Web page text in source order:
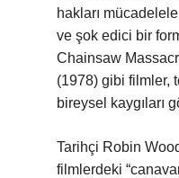
hakları
ve şok edici bir
Chainsaw
(1978) gibi filmler,
bireysel kaygıları
Tarihçi Robin
filmlerdeki